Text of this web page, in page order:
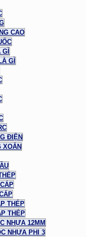
CAO
GÌ
GÌ
ĐIỆN
XOẮN
THÉP
THÉP
NHỰA 12MM
NHỰA PHI 3